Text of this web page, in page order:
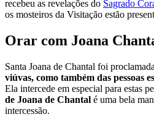
recebeu as revelações do Sagrado
os mosteiros da Visitação estão
Orar com Joana
Santa Joana de Chantal foi proclamada
viúvas, como também das pessoas
Ela intercede em especial para estas
de Joana de Chantal é uma bela
intercessão.